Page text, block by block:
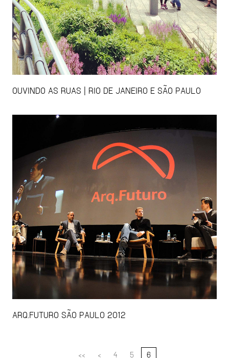
OUVINDO AS RUAS | RIO DE JANEIRO E SÃO PAULO
ARQ.FUTURO SÃO PAULO 2012
<< < 4 5 6